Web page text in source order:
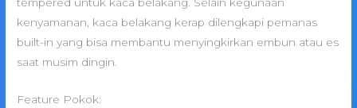
tempered untuk kaca belakang. Selain kegunaan
kenyamanan, kaca belakang kerap dilengkapi pemanas
built-in yang bisa membantu menyingkirkan embun atau es
saat musim dingin.
Feature Pokok: